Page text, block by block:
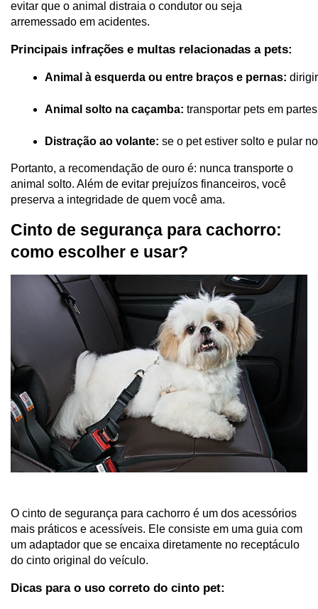
evitar que o animal distraia o condutor ou seja
arremessado em acidentes.
Principais infrações e multas relacionadas a pets:
Animal à esquerda ou entre braços e pernas:
Animal solto na caçamba: transportar pets em
Distração ao volante: se o pet estiver solto e pular
Portanto, a recomendação de ouro é: nunca transporte o
animal solto. Além de evitar prejuízos financeiros, você
preserva a integridade de quem você ama.
Cinto de segurança para cachorro:
como escolher e usar?
O cinto de segurança para cachorro é um dos acessórios
mais práticos e acessíveis. Ele consiste em uma guia com
um adaptador que se encaixa diretamente no receptáculo
do cinto original do veículo.
Dicas para o uso correto do cinto pet: